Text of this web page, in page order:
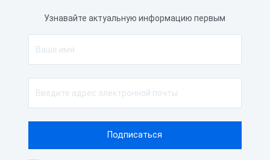
Узнавайте актуальную информацию первым